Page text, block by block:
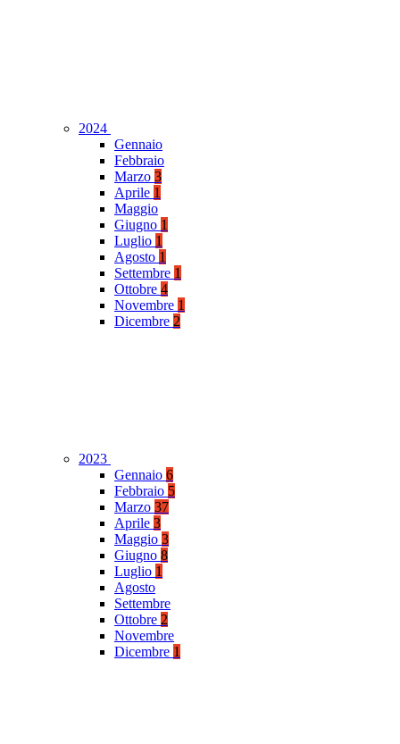
2024
Gennaio
Febbraio
Marzo 3
Aprile 1
Maggio
Giugno 1
Luglio 1
Agosto 1
Settembre 1
Ottobre 4
Novembre 1
Dicembre 2
2023
Gennaio 6
Febbraio 5
Marzo 37
Aprile 3
Maggio 3
Giugno 8
Luglio 1
Agosto
Settembre
Ottobre 2
Novembre
Dicembre 1